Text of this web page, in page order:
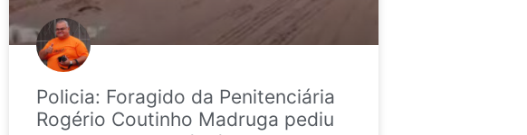
Policia: Foragido da Penitenciária
Rogério Coutinho Madruga pediu